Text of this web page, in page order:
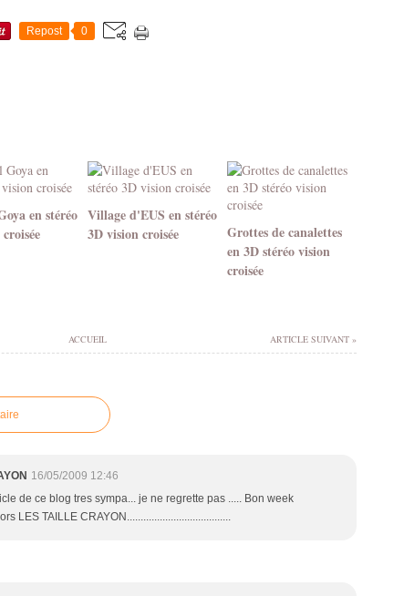
Repost 0
en stéréo Village d'EUS en stéréo
3D vision croisée
Grottes de canalettes
en 3D stéréo vision
croisée
ACCUEIL ARTICLE SUIVANT »
16/05/2009 12:46
de ce blog tres sympa... je ne regrette pas ..... Bon week
LES TAILLE CRAYON......................................